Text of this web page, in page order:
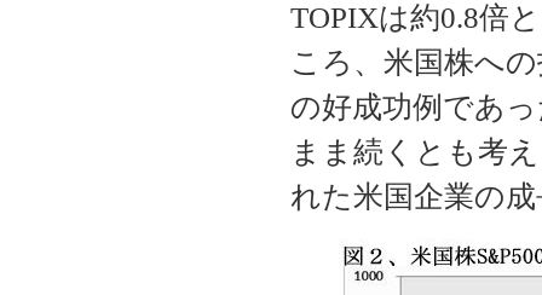
TOPIXは約0.8倍
ころ、米国株へ
の好成功例であ
まま続くとも考
れた米国企業の